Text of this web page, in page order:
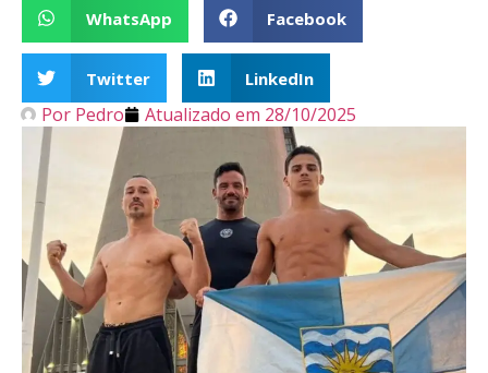
WhatsApp Facebook
Twitter LinkedIn
Por Pedro Atualizado em 28/10/2025